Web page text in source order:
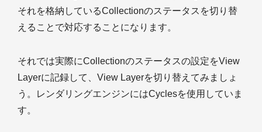
それを格納しているCollectionのステータスを切り替
えることで対応することになります。
それでは実際にCollectionのステータスの設定をView
Layerに記録して、View Layerを切り替えてみましょ
う。レンダリングエンジンにはCyclesを使用していま
す。